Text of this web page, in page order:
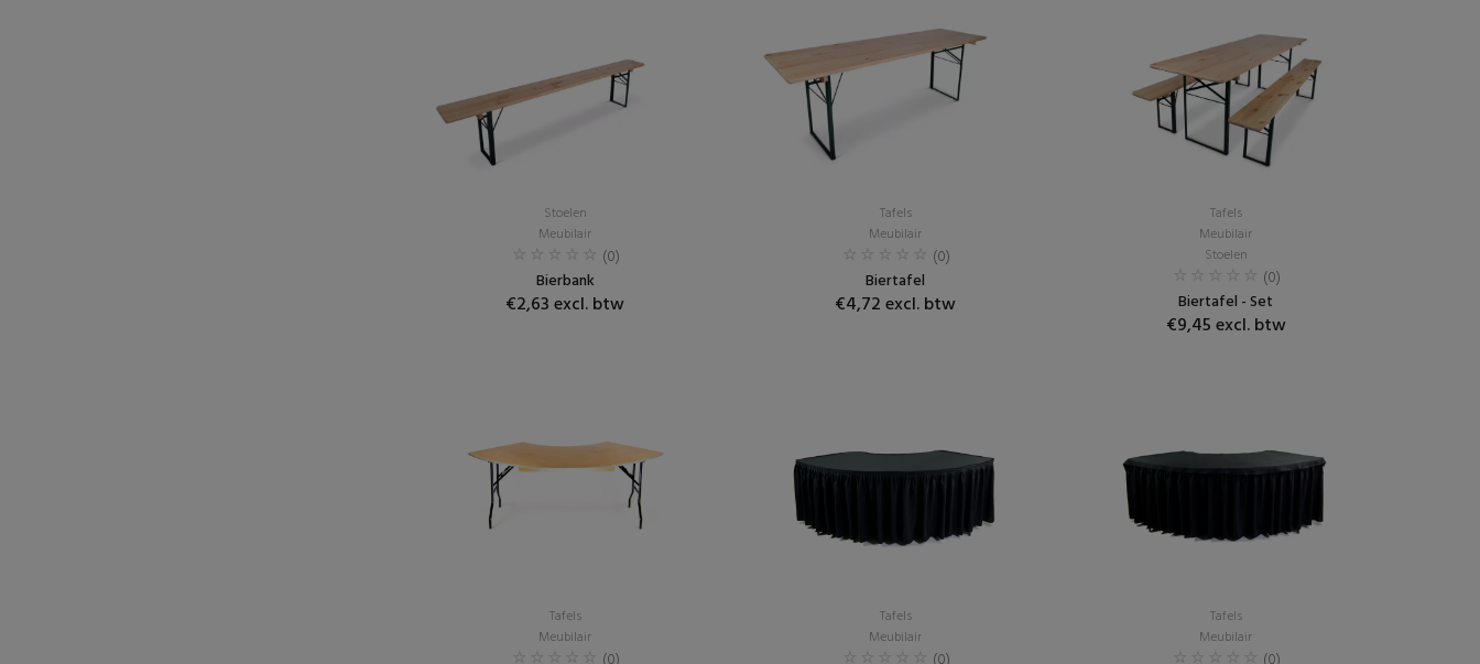
Stoelen
Meubilair
(0)
Bierbank
€2,63 excl. btw
Tafels
Meubilair
(0)
Biertafel
€4,72 excl. btw
Tafels
Meubilair
Stoelen
(0)
Biertafel - Set
€9,45 excl. btw
Tafels
Meubilair
Tafels
Meubilair
Tafels
Meubilair